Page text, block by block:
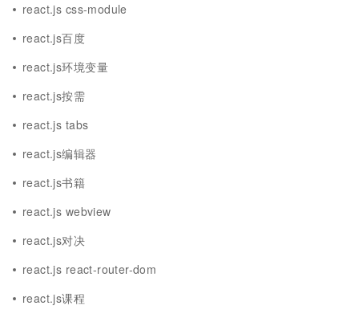
react.js css-module
react.js百度
react.js环境变量
react.js按需
react.js tabs
react.js编辑器
react.js书籍
react.js webview
react.js对决
react.js react-router-dom
react.js课程